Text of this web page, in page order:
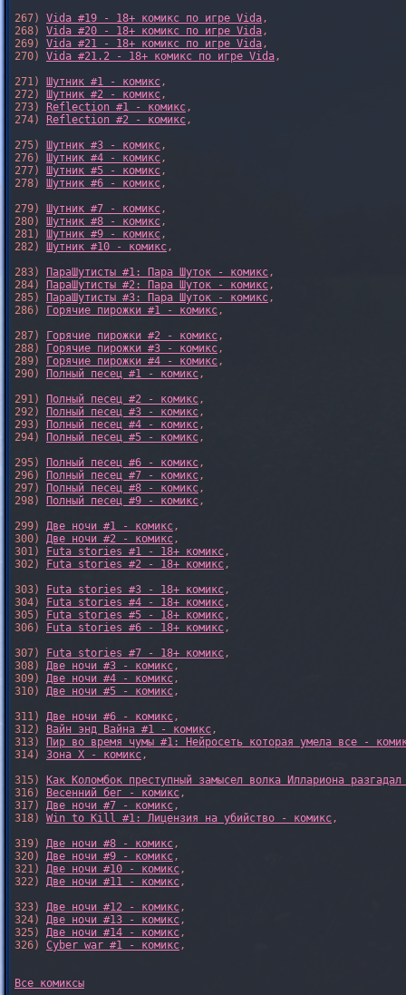
267) Vida #19 - 18+ комикс по игре Vida,
268) Vida #20 - 18+ комикс по игре Vida,
269) Vida #21 - 18+ комикс по игре Vida,
270) Vida #21.2 - 18+ комикс по игре Vida,
271) Шутник #1 - комикс,
272) Шутник #2 - комикс,
273)
Reflection #1 - комикс,
274)
Reflection #2 - комикс,
275) Шутник #3 - комикс,
276) Шутник #4 - комикс,
277) Шутник #5 - комикс,
278) Шутник #6 - комикс,
279) Шутник #7 - комикс,
280) Шутник #8 - комикс,
281) Шутник #9 - комикс,
282) Шутник #10 - комикс,
283)
ПараШутисты #1: Пара Шуток - комикс,
284)
ПараШутисты #2: Пара Шуток - комикс,
285)
ПараШутисты #3: Пара Шуток - комикс,
286)
Горячие пирожки #1 - комикс,
287)
Горячие пирожки #2 - комикс,
288)
Горячие пирожки #3 - комикс,
289)
Горячие пирожки #4 - комикс,
290)
Полный песец #1 - комикс,
291)
Полный песец #2 - комикс,
292)
Полный песец #3 - комикс,
293)
Полный песец #4 - комикс,
294)
Полный песец #5 - комикс,
295)
Полный песец #6 - комикс,
296)
Полный песец #7 - комикс,
297)
Полный песец #8 - комикс,
298)
Полный песец #9 - комикс,
299) Две ночи #1 - комикс,
300) Две ночи #2 - комикс,
301)
Futa stories #1 - 18+ комикс,
302)
Futa stories #2 - 18+ комикс,
303)
Futa stories #3 - 18+ комикс,
304)
Futa stories #4 - 18+ комикс,
305)
Futa stories #5 - 18+ комикс,
306)
Futa stories #6 - 18+ комикс,
307)
Futa stories #7 - 18+ комикс,
308) Две ночи #3 - комикс,
309) Две ночи #4 - комикс,
310) Две ночи #5 - комикс,
311) Две ночи #6 - комикс,
312)
Вайн энд Вайна #1 - комикс,
313)
Пир во время чумы #1: Нейросеть которая умела все -
314) Зона X - комикс,
315)
Как Коломбок преступный замысел волка Иллариона
316)
Весенний бег - комикс,
317) Две ночи #7 - комикс,
318) Win to Kill #1: Лицензия на убийство - комикс,
319) Две ночи #8 - комикс,
320) Две ночи #9 - комикс,
321) Две ночи #10 - комикс,
322) Две ночи #11 - комикс,
323) Две ночи #12 - комикс,
324) Две ночи #13 - комикс,
325) Две ночи #14 - комикс,
326) Cyber war #1 - комикс,
Все комиксы